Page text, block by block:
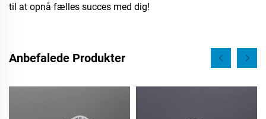
til at opnå fælles succes med dig!​
Anbefalede Produkter